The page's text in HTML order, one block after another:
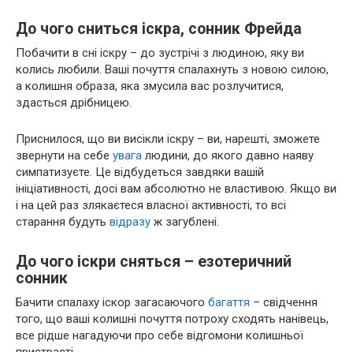
До чого сниться іскра, сонник Фрейда
Побачити в сні іскру – до зустрічі з людиною, яку ви
колись любили. Ваші почуття спалахнуть з новою силою,
а колишня образа, яка змусила вас розлучитися,
здасться дрібницею.
Приснилося, що ви висікли іскру – ви, нарешті, зможете
звернути на себе увага людини, до якого давно наяву
симпатизуєте. Це відбудеться завдяки вашій
ініціативності, досі вам абсолютно не властивою. Якщо ви
і на цей раз злякаєтеся власної активності, то всі
старання будуть відразу ж загублені.
До чого іскри сняться – езотеричний
сонник
Бачити спалаху іскор загасаючого багаття – свідчення
того, що ваші колишні почуття потроху сходять нанівець,
все рідше нагадуючи про себе відгомони колишньої